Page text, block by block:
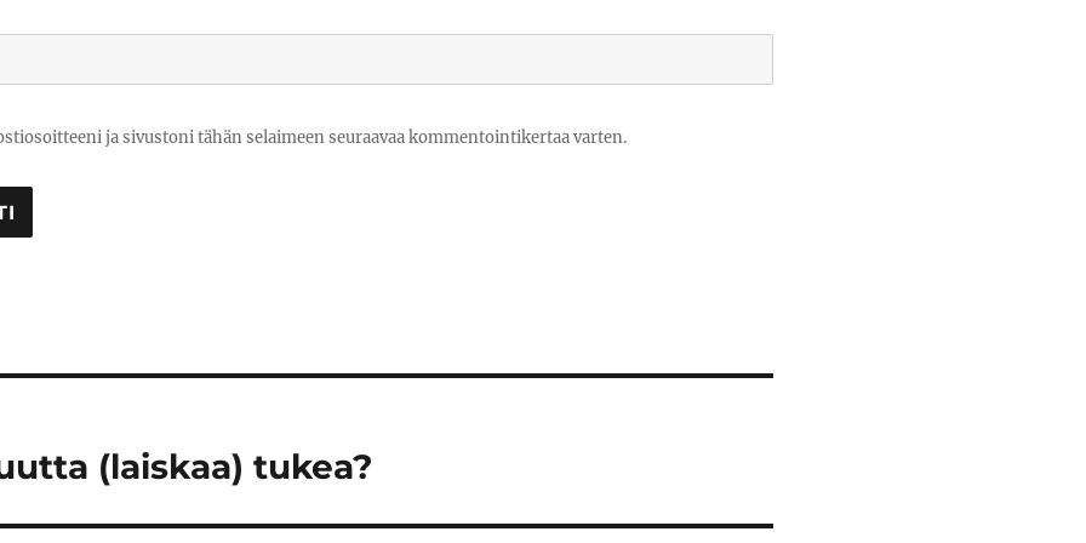
ja sivustoni tähän selaimeen seuraavaa kommentointikertaa varten.
(laiskaa) tukea?